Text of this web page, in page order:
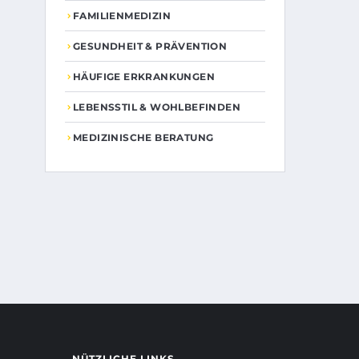
FAMILIENMEDIZIN
GESUNDHEIT & PRÄVENTION
HÄUFIGE ERKRANKUNGEN
LEBENSSTIL & WOHLBEFINDEN
MEDIZINISCHE BERATUNG